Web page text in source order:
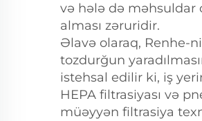
və hələ də məhsuldar
alması zəruridir.
Əlavə olaraq, Renhe-
tozdurğun
istehsal edilir ki, iş
HEPA filtrasiyası və
müəyyən filtrasiya